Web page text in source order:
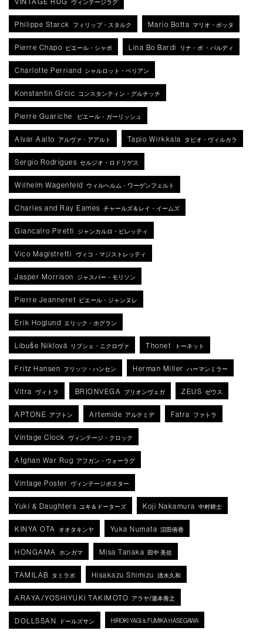
ヴィンテージラグ
Philippe Starck フィリップ・スタルク Mario Botta マリオ・ボッタ
Pierre Chapo ピエール・シャポ Lina Bo Bardi リナ・ボ ・バルディ
Charlotte Perriand シャルロット・ペリアン
Konstantin Grcic コンスタンティン・グルチッチ
Pierre Guariche ピエール・ガーリッシュ
Alvar Aalto アルヴァ・アアルト Tapio Wirkkala タピオ・ヴィルカラ
Sergio Rodrigues セルジオ・ロドリゲス
Wilhelm Wagenfeld ウィルヘルム・ワーゲンフェルト
Charles and Ray Eames チャールズ＆レイ・イームズ
Giancalro Piretti ジャンカルロ・ピレッティ
Vico Magistretti ヴィコ・マジストレッティ
Jasper Morrison ジャスパー・モリソン
Pierre Jeanneret ピエール・ジャンヌレ
Erik Hoglund エリック・ホグラン
Libuše Niklová リブシェ・ニクロヴァ Thonet トーネット
Fritz Hansen フリッツ・ハンセン Herman Miller ハーマンミラー
Vitra ヴィトラ BRIONVEGA ブリオンヴェガ ZEUS ゼウス
APTONE アプトン Artemide アルテミデ Fatra ファトラ
Vintage Clock ヴィンテージ・クロック
Afghan War Rug アフガン・ウォーラグ
Vintage Poster ヴィンテージポスター
Yuki & Daughters ユキ＆ドーターズ Koji Nakamura 中村耕士
KINYA OTA オオタキンヤ Yuka Numata 沼田侑香
HONGAMA ホンガマ Misa Tanaka 田中 美佐
TAMILAB タミラボ Hisakazu Shimizu 清水久和
ARAYA/YOSHIYUKI TAKIMOTO アラヤ/瀧本善之
DOLLSSAN ドールズサン HIROKI YAGI & FUMIKA HASEGAWA